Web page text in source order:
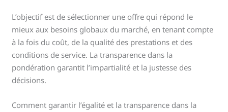
L’objectif est de sélectionner une offre qui répond le
mieux aux besoins globaux du marché, en tenant compte
à la fois du coût, de la qualité des prestations et des
conditions de service. La transparence dans la
pondération garantit l’impartialité et la justesse des
décisions.
Comment garantir l’égalité et la transparence dans la